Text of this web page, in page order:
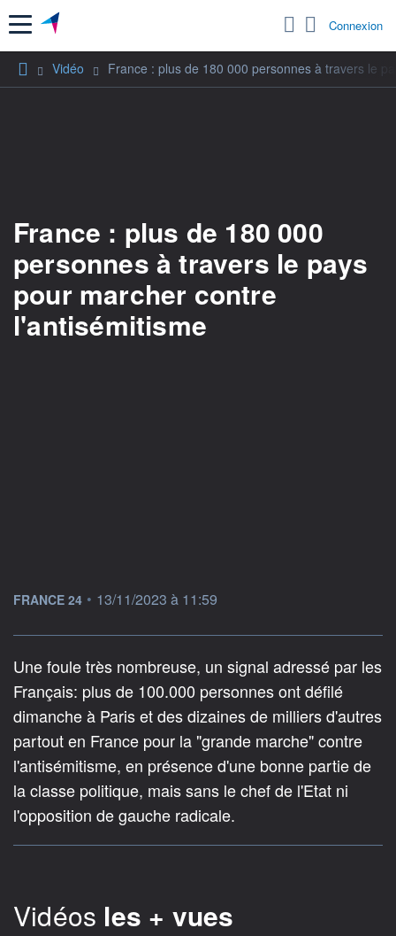
Menu Connexion
Vidéo France : plus de 180 000 personnes à travers le
France : plus de 180 000
personnes à travers le pays
pour marcher contre
l'antisémitisme
information fournie par
FRANCE 24 • 13/11/2023 à 11:59
Une foule très nombreuse, un signal adressé par les
Français: plus de 100.000 personnes ont défilé
dimanche à Paris et des dizaines de milliers d'autres
partout en France pour la "grande marche" contre
l'antisémitisme, en présence d'une bonne partie de
la classe politique, mais sans le chef de l'Etat ni
l'opposition de gauche radicale.
Vidéos les + vues